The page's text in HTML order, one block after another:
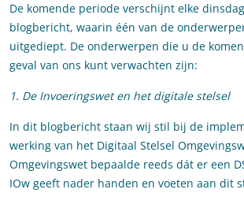
De komende periode verschijnt elke
blogbericht, waarin één van de
uitgediept. De onderwerpen die u de
geval van ons kunt verwachten zijn:
1. De Invoeringswet en het digitale stelsel
In dit blogbericht staan wij stil bij de
werking van het Digitaal Stelsel
Omgevingswet bepaalde reeds dát er een
IOw geeft nader handen en voeten aan dit